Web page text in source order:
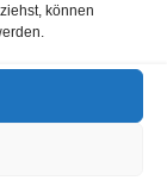
können
Herzen
und